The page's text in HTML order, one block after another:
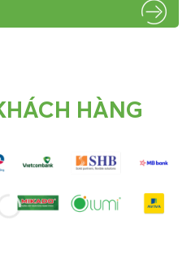
HÀNG